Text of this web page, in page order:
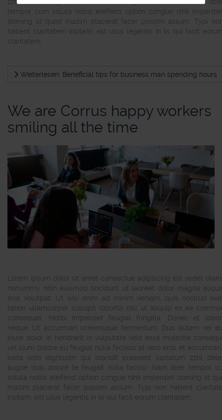
tempor cum soluta nobis eleifend option congue nihil
doming id quod mazim placerat facer possim assum. Typi
habent claritatem insitam; est usus legentis in iis qui facit
claritatem.
Weiterlesen: Beneficial tips for business man spending hours
We are Corrus happy workers
smiling all the time
Lorem ipsum dolor sit amet consectue adipiscing elit sedet
nonummy nibh euismod tincidunt ut laoreet dolor magna
erat volutpat. Ut wisi enim ad minim veniam, quis nostrud
tation ullamcorper suscipit lobortis nisl ut aliquip ex ea
consequat. Morbi imperdiet feugiat fringilla. Donec et
neque. Ut accumsan scelerisque fermentum. Duis autem vel
iriure dolor in hendrerit in vulputate velit esse molestie
vel illum dolore eu feugiat nulla facilisis at vero eros et
iusto odio dignissim qui blandit praesent luptatum zzril
augue duis dolore te feugait nulla facilisi. Nam liber tempor
soluta nobis eleifend option congue nihil imperdiet doming id
mazim placerat facer possim assum. Typi non habent
insitam; est usus legentis in iis qui facit eorum claritatem.